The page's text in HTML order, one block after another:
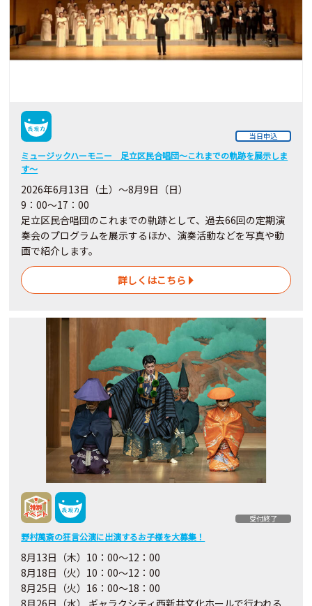
当日申込
ミュージックハーモニー 足立区民合唱団～これまでの軌跡を展示しま
す～
2026年6月13日（土）～8月9日（日）
9：00～17：00
足立区民合唱団のこれまでの軌跡として、過去66回の定期演
奏会のプログラムを展示するほか、演奏活動などを写真や動
画で紹介します。
詳しくはこちら
受付終了
野村萬斎の狂言公演に出演するお子様を大募集！
8月13日（木）10：00〜12：00
8月18日（火）10：00〜12：00
8月25日（火）16：00～18：00
8月26日（水） ギャラクシティ西新井文化ホールで行われる